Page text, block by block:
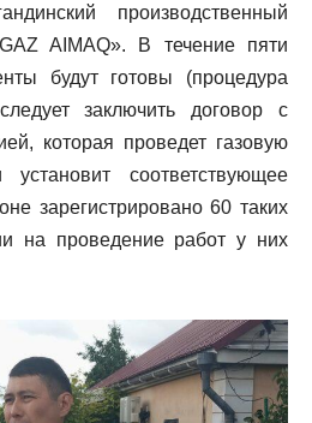
производственный
AIMAQ». В течение пяти
будут готовы (процедура
заключить договор с
которая проведет газовую
соответствующее
зарегистрировано 60 таких
на проведение работ у них